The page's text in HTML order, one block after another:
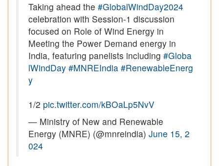
Taking ahead the #GlobalWindDay2024
celebration with Session-1 discussion
focused on Role of Wind Energy in
Meeting the Power Demand energy in
India, featuring panelists including #Globa
lWindDay #MNREIndia #RenewableEnerg
y
1/2 pic.twitter.com/kBOaLp5NvV
— Ministry of New and Renewable
Energy (MNRE) (@mnreindia) June 15, 2
024